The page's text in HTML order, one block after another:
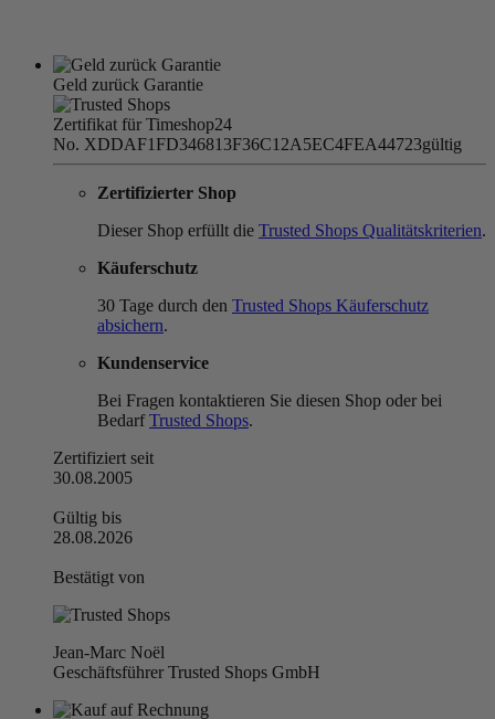
Geld zurück Garantie
Zertifikat für Timeshop24
No. XDDAF1FD346813F36C12A5EC4FEA44723gültig
Zertifizierter Shop
Dieser Shop erfüllt die Trusted Shops Qualitätskriterien.
Käuferschutz
30 Tage durch den Trusted Shops Käuferschutz
absichern.
Kundenservice
Bei Fragen kontaktieren Sie diesen Shop oder bei
BedarfTrusted Shops.
Zertifiziert seit
30.08.2005
Gültig bis
28.08.2026
Bestätigt von
Jean-Marc Noël
Geschäftsführer Trusted Shops GmbH